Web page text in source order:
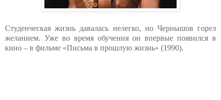
Студенческая жизнь давалась нелегко, но Чернышов горел
желанием. Уже во время обучения он впервые появился в
кино – в фильме «Письма в прошлую жизнь» (1990).